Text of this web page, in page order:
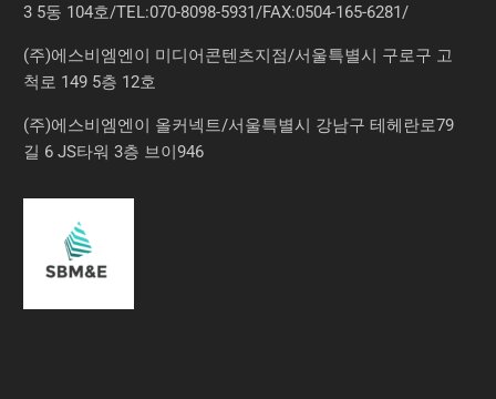
3 5동 104호/TEL:070-8098-5931/FAX:0504-165-6281/
(주)에스비엠엔이 미디어콘텐츠지점/서울특별시 구로구 고
척로 149 5층 12호
(주)에스비엠엔이 올커넥트/서울특별시 강남구 테헤란로79
길 6 JS타워 3층 브이946